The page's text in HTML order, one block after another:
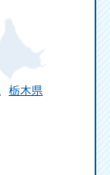
栃木県